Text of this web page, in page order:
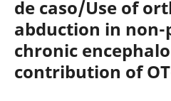
de caso/Use of
abduction in non-
chronic
contribution of